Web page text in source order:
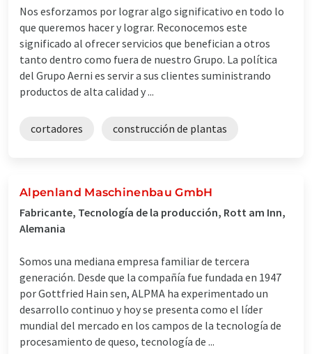
Nos esforzamos por lograr algo significativo en todo lo
que queremos hacer y lograr. Reconocemos este
significado al ofrecer servicios que benefician a otros
tanto dentro como fuera de nuestro Grupo. La política
del Grupo Aerni es servir a sus clientes suministrando
productos de alta calidad y ...
cortadores construcción de plantas
Alpenland Maschinenbau GmbH
Fabricante, Tecnología de la producción, Rott am Inn,
Alemania
Somos una mediana empresa familiar de tercera
generación. Desde que la compañía fue fundada en 1947
por Gottfried Hain sen, ALPMA ha experimentado un
desarrollo continuo y hoy se presenta como el líder
mundial del mercado en los campos de la tecnología de
procesamiento de queso, tecnología de ...